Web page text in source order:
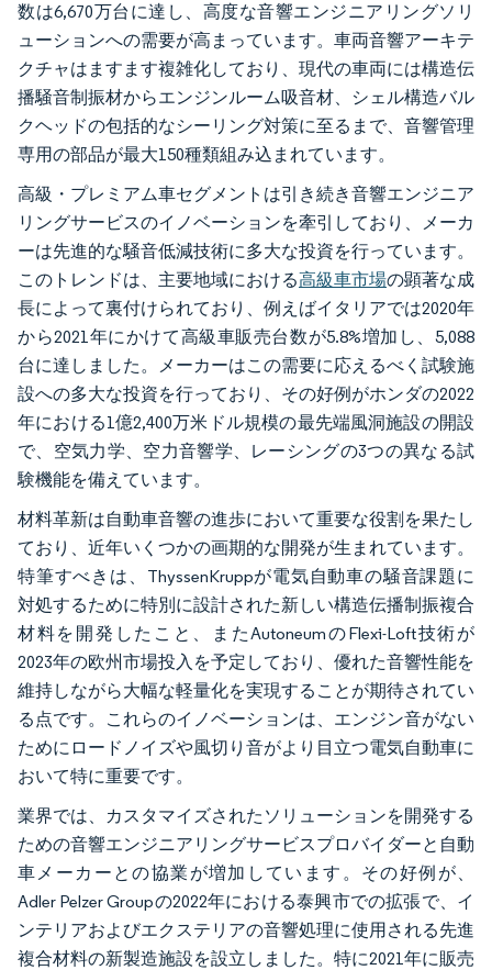
数は6,670万台に達し、高度な音響エンジニアリングソリ
ューションへの需要が高まっています。車両音響アーキテ
クチャはますます複雑化しており、現代の車両には構造伝
播騒音制振材からエンジンルーム吸音材、シェル構造バル
クヘッドの包括的なシーリング対策に至るまで、音響管理
専用の部品が最大150種類組み込まれています。
高級・プレミアム車セグメントは引き続き音響エンジニア
リングサービスのイノベーションを牽引しており、メーカ
ーは先進的な騒音低減技術に多大な投資を行っています。
このトレンドは、主要地域における高級車市場の顕著な成
長によって裏付けられており、例えばイタリアでは2020年
から2021年にかけて高級車販売台数が5.8%増加し、5,088
台に達しました。メーカーはこの需要に応えるべく試験施
設への多大な投資を行っており、その好例がホンダの2022
年における1億2,400万米ドル規模の最先端風洞施設の開設
で、空気力学、空力音響学、レーシングの3つの異なる試
験機能を備えています。
材料革新は自動車音響の進歩において重要な役割を果たし
ており、近年いくつかの画期的な開発が生まれています。
特筆すべきは、ThyssenKruppが電気自動車の騒音課題に
対処するために特別に設計された新しい構造伝播制振複合
材料を開発したこと、またAutoneumのFlexi-Loft技術が
2023年の欧州市場投入を予定しており、優れた音響性能を
維持しながら大幅な軽量化を実現することが期待されてい
る点です。これらのイノベーションは、エンジン音がない
ためにロードノイズや風切り音がより目立つ電気自動車に
おいて特に重要です。
業界では、カスタマイズされたソリューションを開発する
ための音響エンジニアリングサービスプロバイダーと自動
車メーカーとの協業が増加しています。その好例が、
Adler Pelzer Groupの2022年における泰興市での拡張で、イ
ンテリアおよびエクステリアの音響処理に使用される先進
複合材料の新製造施設を設立しました。特に2021年に販売